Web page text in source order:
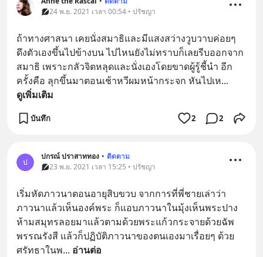
24 พ.ย. 2021 เวลา 00:54 • ปรัชญา
ถ้าทางศาสนา เคยนั่งสมาธิและมีแสงสว่างวูบวาบค่อยๆ
ดึงตัวเองขึ้นไปข้างบน ไปไหนยังไม่ทราบก็เลยรีบออกจาก
สมาธิ เพราะกลัวจิตหลุดและนั่งเองโดยขาดผู้รู้ชี้นำ อีก
ครั้งคือ ลุกขึ้นมาตอนเช้าหวีผมหน้ากระจก หันไปเห...
ดูเพิ่มเติม
บันทึก 2 2
ป
ปกรณ์ ปราสาททอง • ติดตาม
23 พ.ย. 2021 เวลา 15:25 • ปรัชญา
เริ่มหัดภาวนาตอนอายุสิบขวบ จากการที่พี่ชายเล่าว่า
ภาวนาแล้วเห็นองค์พระ ก็แอบภาวนาในมุ้งเห็นพระปาง
ห้ามสมุทรลอยมาแล้วตามด้วยพระแก้วกระจายด้วยฉัพ
พรรณรังสี แล้วก็ปฏิบัติภาวนาของตนเองมาเรื่อยๆ ด้วย
ศรัทธาในพ... อ่านต่อ